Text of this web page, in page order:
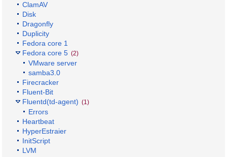
ClamAV
Disk
Dragonfly
Duplicity
Fedora core 1
Fedora core 5 (2)
VMware server
samba3.0
Firecracker
Fluent-Bit
Fluentd(td-agent) (1)
Errors
Heartbeat
HyperEstraier
InitScript
LVM